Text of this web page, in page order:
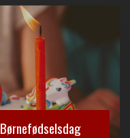
Børnefødselsdag